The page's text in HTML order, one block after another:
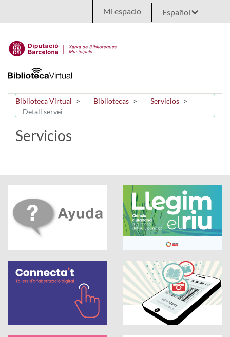
Mi espacio
Biblioteca Virtual Bibliotecas
Servicios
Detall servei
Servicios